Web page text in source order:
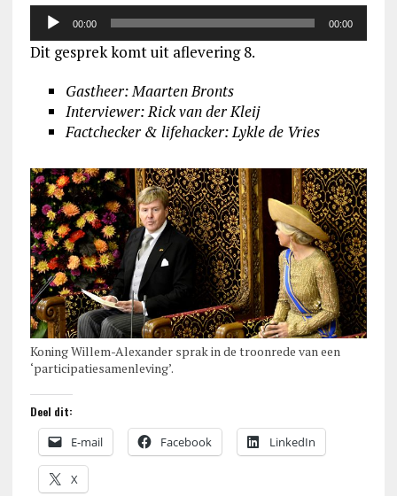
Audiospeler
00:00 00:00
Dit gesprek komt uit aflevering 8.
Gastheer: Maarten Bronts
Interviewer: Rick van der Kleij
Factchecker & lifehacker: Lykle de Vries
Koning Willem-Alexander sprak in de troonrede van een
‘participatiesamenleving’.
Deel dit:
E-mail Facebook LinkedIn
X